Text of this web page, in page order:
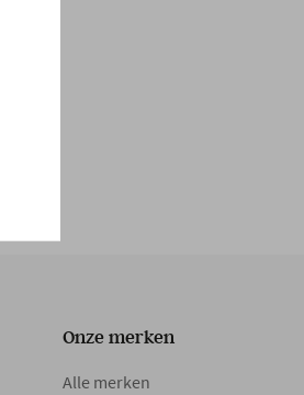
Onze merken
Alle merken